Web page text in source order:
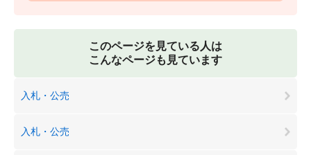
このページを見ている人は
こんなページも見ています
入札・公売
入札・公売